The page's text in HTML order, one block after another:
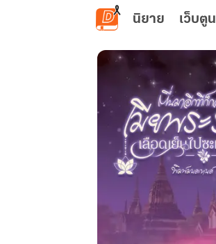
ข้ามไปยังเนื้อหาหลัก
นิยาย เว็บตูน